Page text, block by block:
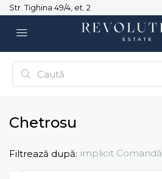
Str. Tighina 49/4, et. 2
Chetrosu
Filtrează după: implicit Comandă